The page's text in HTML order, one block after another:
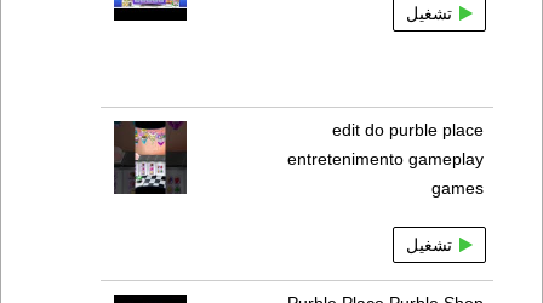
تشغيل
edit do purble place
entretenimento gameplay
games
تشغيل